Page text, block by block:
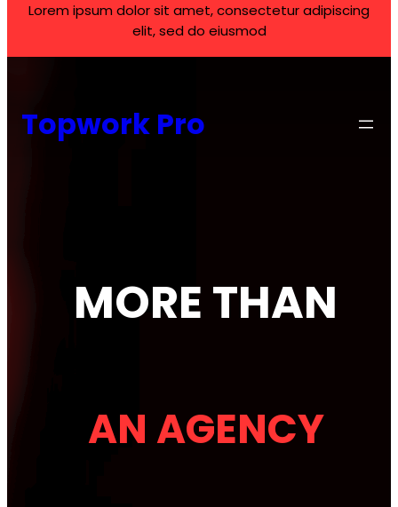
Lorem ipsum dolor sit amet, consectetur adipiscing
elit, sed do eiusmod
Topwork Pro
MORE THAN
AN AGENCY